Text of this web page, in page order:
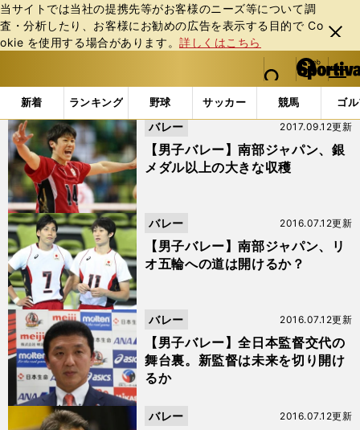
当サイトでは当社の提携先等がお客様のニーズ等について調
査・分析したり、お客様にお勧めの広告を表⽰する⽬的で Co
okie を使⽤する場合があります。詳しくはこちら
閉じ
る
web Sportiva (webスポルティーバ)
検索
マイペ
ー
ジ
メニュ
新着 ランキング 野球 サッカー 競馬 ゴ
b
ス
ポ
ル
テ
ィ
ー
バ
「清水邦広」の検索結果 (4ページ目)
【男子バレー】南部ジャパン、銀
メダル以上の大きな収穫
2017.09.12更新
バレー
【男子バレー】南部ジャパン、リ
オ五輪への道は開けるか？
2016.07.12更新
バレー
【男子バレー】全日本監督交代の
舞台裏。新監督は未来を切り開け
るか
2016.07.12更新
バレー
2016.07.12更新
バレー